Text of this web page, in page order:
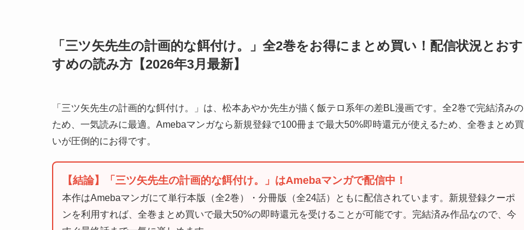
「三ツ矢先生の計画的な餌付け。」全2巻をお得にまとめ買い！配信状況とおす
すめの読み方【2026年3月最新】
「三ツ矢先生の計画的な餌付け。」は、松本あやか先生が描く飯テロ系年の差BL漫画です。全2巻で完結済みの
ため、一気読みに最適。Amebaマンガなら新規登録で100冊まで最大50%即時還元が使えるため、全巻まとめ買
いが圧倒的にお得です。
【結論】「三ツ矢先生の計画的な餌付け。」はAmebaマンガで配信中！
本作はAmebaマンガにて単行本版（全2巻）・分冊版（全24話）ともに配信されています。新規登録クーポ
ンを利用すれば、全巻まとめ買いで最大50%の即時還元を受けることが可能です。完結済み作品なので、今